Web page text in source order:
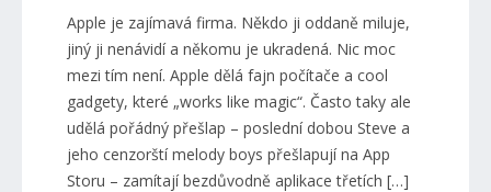
Apple je zajímavá firma. Někdo ji oddaně miluje,
jiný ji nenávidí a někomu je ukradená. Nic moc
mezi tím není. Apple dělá fajn počítače a cool
gadgety, které „works like magic“. Často taky ale
udělá pořádný přešlap – poslední dobou Steve a
jeho cenzorští melody boys přešlapují na App
Storu – zamítají bezdůvodně aplikace třetích […]